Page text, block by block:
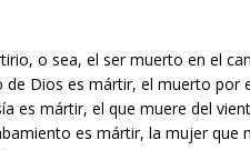
o sea, el ser muerto en el
de Dios es mártir, el muerto por
es mártir, el que muere del
es mártir, la mujer que